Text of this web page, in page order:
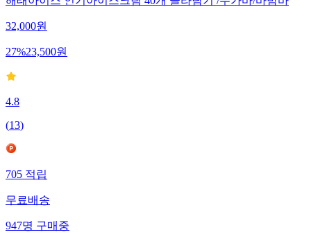
해태아이스 인기아이스크림 40개 골라담기 /누가바/바밤바
32,000원
27%23,500원
4.8
(13)
705적립
무료배송
947명구매중